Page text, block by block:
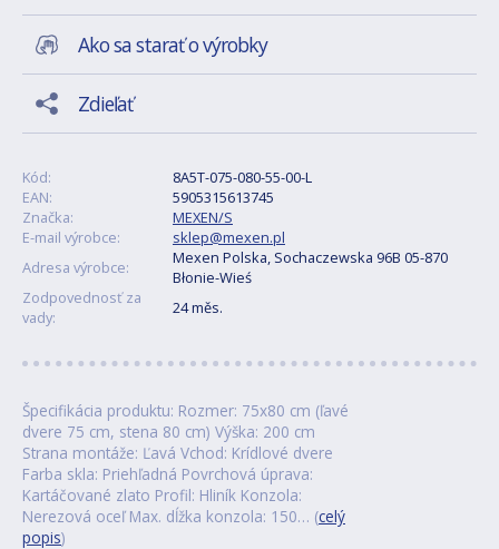
Ako sa starať o výrobky
Zdieľať
Kód:
8A5T-075-080-55-00-L
EAN:
5905315613745
Značka:
MEXEN/S
E-mail výrobce:
sklep@mexen.pl
Adresa výrobce:
Mexen Polska, Sochaczewska 96B 05-870
Błonie-Wieś
Zodpovednosť za
vady:
24 měs.
Špecifikácia produktu: Rozmer: 75x80 cm (ľavé
dvere 75 cm, stena 80 cm) Výška: 200 cm
Strana montáže: Ľavá Vchod: Krídlové dvere
Farba skla: Priehľadná Povrchová úprava:
Kartáčované zlato Profil: Hliník Konzola:
Nerezová oceľ Max. dĺžka konzola: 150… (celý
popis)